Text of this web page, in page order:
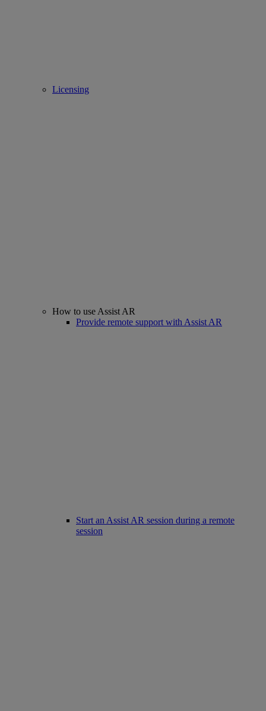
Licensing
How to use Assist AR
Provide remote support with Assist AR
Start an Assist AR session during a remote
session